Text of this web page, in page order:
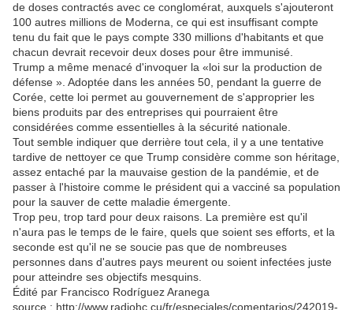
de doses contractés avec ce conglomérat, auxquels s'ajouteront
100 autres millions de Moderna, ce qui est insuffisant compte
tenu du fait que le pays compte 330 millions d'habitants et que
chacun devrait recevoir deux doses pour être immunisé.
Trump a même menacé d'invoquer la «loi sur la production de
défense ». Adoptée dans les années 50, pendant la guerre de
Corée, cette loi permet au gouvernement de s'approprier les
biens produits par des entreprises qui pourraient être
considérées comme essentielles à la sécurité nationale.
Tout semble indiquer que derrière tout cela, il y a une tentative
tardive de nettoyer ce que Trump considère comme son héritage,
assez entaché par la mauvaise gestion de la pandémie, et de
passer à l'histoire comme le président qui a vacciné sa population
pour la sauver de cette maladie émergente.
Trop peu, trop tard pour deux raisons. La première est qu'il
n'aura pas le temps de le faire, quels que soient ses efforts, et la
seconde est qu'il ne se soucie pas que de nombreuses
personnes dans d'autres pays meurent ou soient infectées juste
pour atteindre ses objectifs mesquins.
Édité par Francisco Rodríguez Aranega
source : http://www.radiohc.cu/fr/especiales/comentarios/242019-